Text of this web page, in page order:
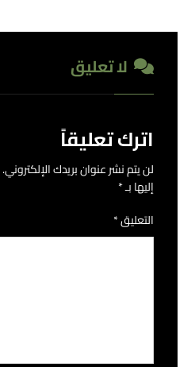
لا تعليق
اترك تعليقاً
لن يتم نشر عنوان بريدك الإلكتروني.
إليها بـ*
التعليق*